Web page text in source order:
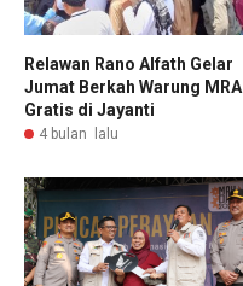
Relawan Rano Alfath Gelar
Jumat Berkah Warung MRA
Gratis di Jayanti
4 bulan lalu